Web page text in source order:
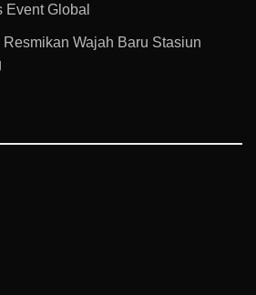
Event Global
Wajah Baru Stasiun